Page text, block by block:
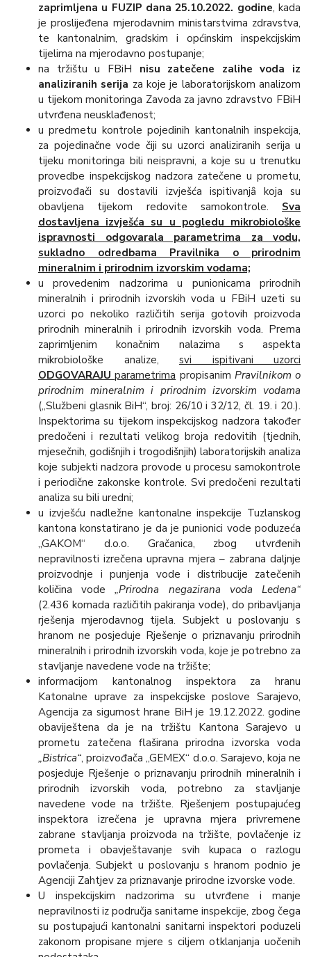
zaprimljena u FUZIP dana 25.10.2022. godine, kada
je proslijeđena mjerodavnim ministarstvima zdravstva,
te kantonalnim, gradskim i općinskim inspekcijskim
tijelima na mjerodavno postupanje;
na tržištu u FBiH nisu zatečene zalihe voda iz
analiziranih serija za koje je laboratorijskom analizom
u tijekom monitoringa Zavoda za javno zdravstvo FBiH
utvrđena neusklađenost;
u predmetu kontrole pojedinih kantonalnih inspekcija,
za pojedinačne vode čiji su uzorci analiziranih serija u
tijeku monitoringa bili neispravni, a koje su u trenutku
provedbe inspekcijskog nadzora zatečene u prometu,
proizvođači su dostavili izvješća ispitivanjȃ koja su
obavljena tijekom redovite samokontrole. Sva
dostavljena izvješća su u pogledu mikrobiološke
ispravnosti odgovarala parametrima za vodu,
sukladno odredbama Pravilnika o prirodnim
mineralnim i prirodnim izvorskim vodama;
u provedenim nadzorima u punionicama prirodnih
mineralnih i prirodnih izvorskih voda u FBiH uzeti su
uzorci po nekoliko različitih serija gotovih proizvoda
prirodnih mineralnih i prirodnih izvorskih voda. Prema
zaprimljenim konačnim nalazima s aspekta
mikrobiološke analize, svi ispitivani uzorci
ODGOVARAJUparametrima propisanim Pravilnikom o
prirodnim mineralnim i prirodnim izvorskim vodama
(„Službeni glasnik BiH“, broj: 26/10 i 32/12, čl. 19. i 20.).
Inspektorima su tijekom inspekcijskog nadzora također
predočeni i rezultati velikog broja redovitih (tjednih,
mjesečnih, godišnjih i trogodišnjih) laboratorijskih analiza
koje subjekti nadzora provode u procesu samokontrole
i periodične zakonske kontrole. Svi predočeni rezultati
analiza su bili uredni;
u izvješću nadležne kantonalne inspekcije Tuzlanskog
kantona konstatirano je da je punionici vode poduzeća
„GAKOM“ d.o.o. Gračanica, zbog utvrđenih
nepravilnosti izrečena upravna mjera – zabrana daljnje
proizvodnje i punjenja vode i distribucije zatečenih
količina vode„Prirodna negazirana voda Ledena“
(2.436 komada različitih pakiranja vode), do pribavljanja
rješenja mjerodavnog tijela. Subjekt u poslovanju s
hranom ne posjeduje Rješenje o priznavanju prirodnih
mineralnih i prirodnih izvorskih voda, koje je potrebno za
stavljanje navedene vode na tržište;
informacijom kantonalnog inspektora za hranu
Katonalne uprave za inspekcijske poslove Sarajevo,
Agencija za sigurnost hrane BiH je 19.12.2022. godine
obaviještena da je na tržištu Kantona Sarajevo u
prometu zatečena flaširana prirodna izvorska voda
„Bistrica“, proizvođača „GEMEX“ d.o.o. Sarajevo, koja ne
posjeduje Rješenje o priznavanju prirodnih mineralnih i
prirodnih izvorskih voda, potrebno za stavljanje
navedene vode na tržište. Rješenjem postupajućeg
inspektora izrečena je upravna mjera privremene
zabrane stavljanja proizvoda na tržište, povlačenje iz
prometa i obavještavanje svih kupaca o razlogu
povlačenja. Subjekt u poslovanju s hranom podnio je
Agenciji Zahtjev za priznavanje prirodne izvorske vode.
U inspekcijskim nadzorima su utvrđene i manje
nepravilnosti iz područja sanitarne inspekcije, zbog čega
su postupajući kantonalni sanitarni inspektori poduzeli
zakonom propisane mjere s ciljem otklanjanja uočenih